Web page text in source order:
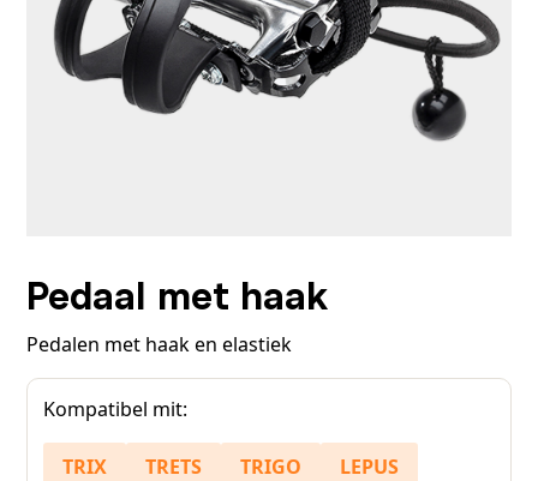
Pedaal met haak
Pedalen met haak en elastiek
Kompatibel mit:
TRIX TRETS TRIGO
LEPUS